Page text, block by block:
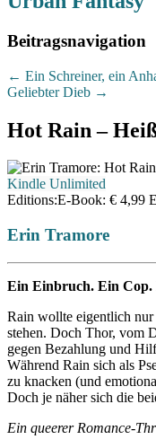
Beitragsnavigation
← Ein Schreiner, ein
Geliebter Dieb →
Hot Rain –
Kindle Unlimited
Editions:E-Book: € 4,99
Erin Tramore
Ein Einbruch. Ein Cop.
Rain wollte eigentlich nur
stehen. Doch Thor, vom
gegen Bezahlung und
Während Rain sich als
zu knacken (und
Doch je näher sich die
Ein queerer Romance-